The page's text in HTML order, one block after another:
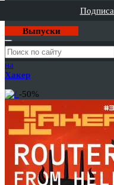
Выпуски
Годовая
подписка
на
Хакер
-50%